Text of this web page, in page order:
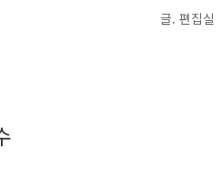
글. 편집실